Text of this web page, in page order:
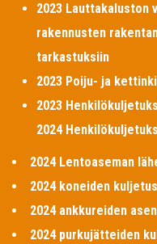
2023 Lauttakaluston
rakennusten
tarkastuksiin
2023 Poiju- ja
2023
2024
2024 Lentoaseman
2024 koneiden
2024 ankkureiden
2024 purkujätteiden